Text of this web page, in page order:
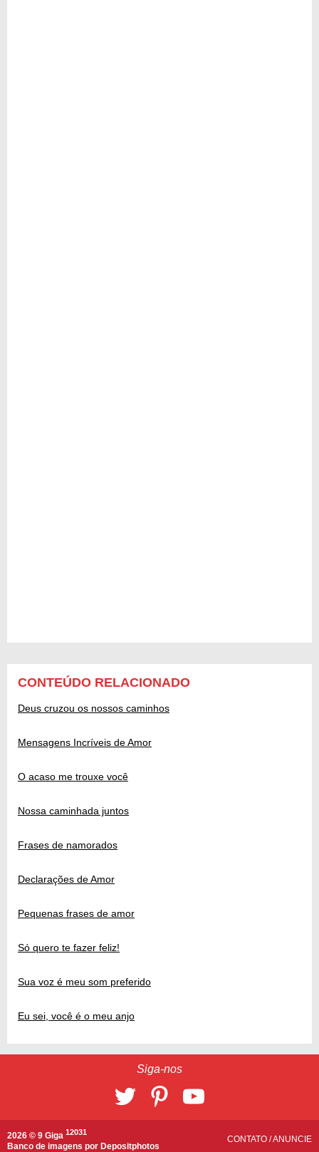
CONTEÚDO RELACIONADO
Deus cruzou os nossos caminhos
Mensagens Incríveis de Amor
O acaso me trouxe você
Nossa caminhada juntos
Frases de namorados
Declarações de Amor
Pequenas frases de amor
Só quero te fazer feliz!
Sua voz é meu som preferido
Eu sei, você é o meu anjo
Siga-nos
2026 © 9 Giga 12031
Banco de imagens por Depositphotos
CONTATO /ANUNCIE